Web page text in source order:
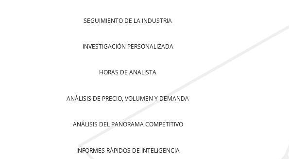
SEGUIMIENTO DE LA INDUSTRIA
INVESTIGACIÓN PERSONALIZADA
HORAS DE ANALISTA
ANÁLISIS DE PRECIO, VOLUMEN Y DEMANDA
ANÁLISIS DEL PANORAMA COMPETITIVO
INFORMES RÁPIDOS DE INTELIGENCIA